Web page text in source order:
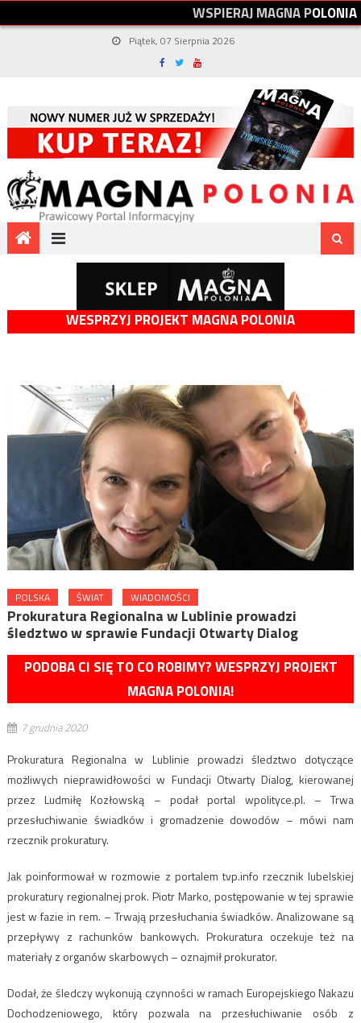
WSPIERAJMAGNAPOLONIA
Piątek, 07 Sierpnia 2026
WESPRZYJ PROJEKT MAGNA POLONIA
POLSKA ŚWIAT WIADOMOŚCI
Prokuratura Regionalna w Lublinie prowadzi
śledztwo w sprawie Fundacji Otwarty Dialog
PODOBA CI SIĘ TO CO ROBIMY? WESPRZYJ PROJEKT
MAGNA POLONIA!
7 grudnia 2020
Prokuratura Regionalna w Lublinie prowadzi śledztwo dotyczące
możliwych nieprawidłowości w Fundacji Otwarty Dialog, kierowanej
przez Ludmiłę Kozłowską – podał portal wpolityce.pl. – Trwa
przesłuchiwanie świadków i gromadzenie dowodów – mówi nam
rzecznik prokuratury.
Jak poinformował w rozmowie z portalem tvp.info rzecznik lubelskiej
prokuratury regionalnej prok. Piotr Marko, postępowanie w tej sprawie
jest w fazie in rem. – Trwają przesłuchania świadków. Analizowane są
przepływy z rachunków bankowych. Prokuratura oczekuje też na
materiały z organów skarbowych – oznajmił prokurator.
Dodał, że śledczy wykonują czynności w ramach Europejskiego Nakazu
Dochodzeniowego, który pozwala na przesłuchiwanie osób z